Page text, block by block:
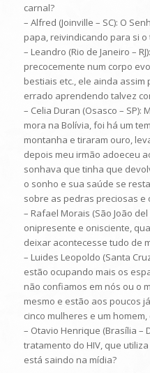
carnal?
– Alfred (Joinville – SC): O
papa, reivindicando para si o
– Leandro (Rio de Janeiro –
precocemente num corpo
bestiais etc., ele ainda
errado aprendendo talvez
– Celia Duran (Osasco –
mora na Bolívia, foi há um
montanha e tiraram ouro,
depois meu irmão adoeceu
sonhava que tinha que
o sonho e sua saúde se
sobre as pedras preciosas e
– Rafael Morais (São João
onipresente e onisciente,
deixar acontecesse tudo de
– Luides Leopoldo (Santa
estão ocupando mais os
não confiamos em nós ou o
mesmo e estão aos poucos
cinco mulheres e um
– Otavio Henrique (Brasília –
tratamento do HIV, que
está saindo na mídia?